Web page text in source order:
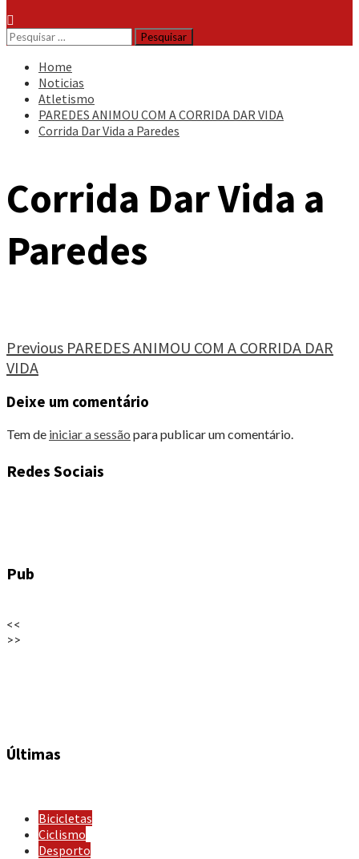
Pesquisar
por:
Home
Noticias
Atletismo
PAREDES ANIMOU COM A CORRIDA DAR VIDA
Corrida Dar Vida a Paredes
Corrida Dar Vida a
Paredes
Continue
Reading
Previous PAREDES ANIMOU COM A CORRIDA DAR
VIDA
Deixe um comentário
Tem de iniciar a sessão para publicar um comentário.
Redes Sociais
Pub
<<
>>
Últimas
Bicicletas
Ciclismo
Desporto